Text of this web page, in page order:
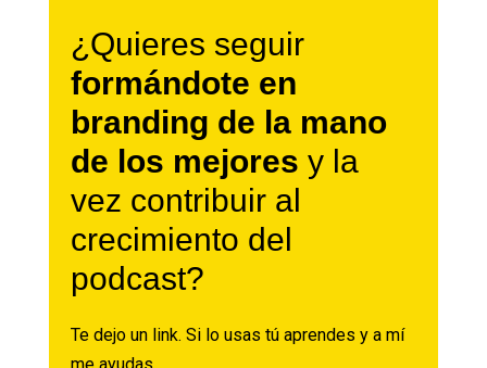
¿Quieres seguir
formándote en
branding de la mano
de los mejores y la
vez contribuir al
crecimiento del
podcast?
Te dejo un link. Si lo usas tú aprendes y a mí